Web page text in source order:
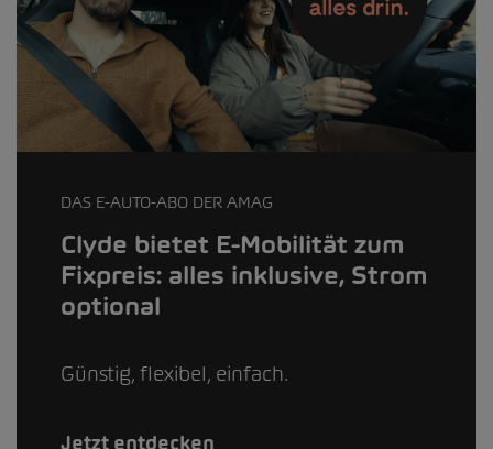
DAS E-AUTO-ABO DER AMAG
Clyde bietet E-Mobilität zum
Fixpreis: alles inklusive, Strom
optional
Günstig, flexibel, einfach.
Jetzt entdecken